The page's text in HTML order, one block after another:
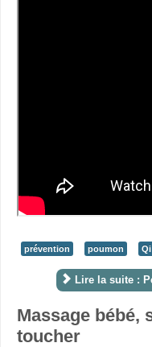
prévention poumon
Lire la suite :
Massage bébé,
toucher